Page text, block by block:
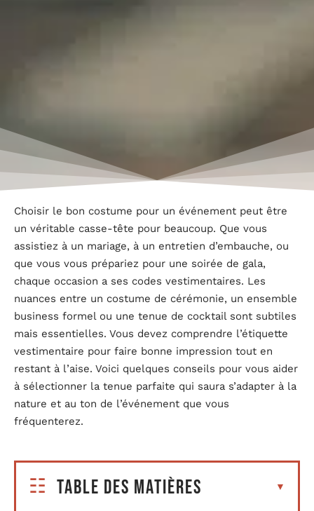
Choisir le bon costume pour un événement peut être
un véritable casse-tête pour beaucoup. Que vous
assistiez à un mariage, à un entretien d’embauche, ou
que vous vous prépariez pour une soirée de gala,
chaque occasion a ses codes vestimentaires. Les
nuances entre un costume de cérémonie, un ensemble
business formel ou une tenue de cocktail sont subtiles
mais essentielles. Vous devez comprendre l’étiquette
vestimentaire pour faire bonne impression tout en
restant à l’aise. Voici quelques conseils pour vous aider
à sélectionner la tenue parfaite qui saura s’adapter à la
nature et au ton de l’événement que vous
fréquenterez.
Table des matières